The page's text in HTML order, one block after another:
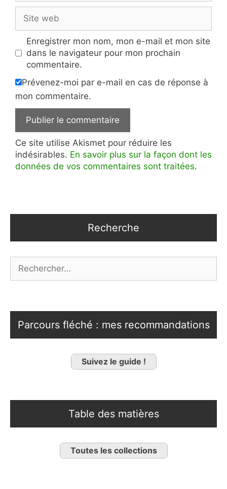
web
Enregistrer mon nom, mon e-mail et mon site
dans le navigateur pour mon prochain
commentaire.
Prévenez-moi par e-mail en cas de réponse à
mon commentaire.
Ce site utilise Akismet pour réduire les
indésirables. En savoir plus sur la façon dont les
données de vos commentaires sont traitées.
Recherche
Parcours fléché : mes recommandations
Suivez le guide !
Table des matières
Toutes les collections